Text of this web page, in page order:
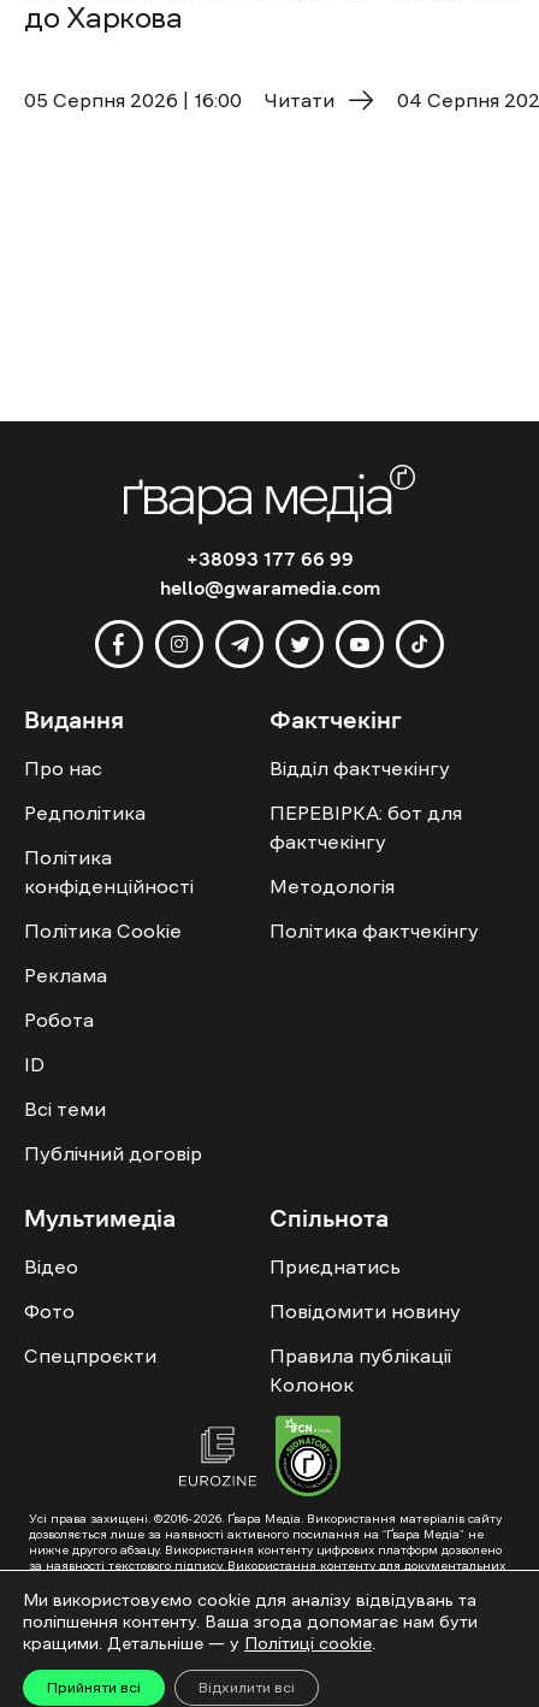
до Харкова
05 Cерпня 2026 | 16:00 Читати 04 Cерпня
+38093 177 66 99
hello@gwaramedia.com
Видання
Про нас
Редполітика
Політика
конфіденційності
Політика Cookie
Реклама
Робота
ID
Всі теми
Публічний договір
Фактчекінг
Відділ фактчекінгу
ПЕРЕВІРКА: бот для
фактчекінгу
Методологія
Політика фактчекінгу
Мультимедіа
Відео
Фото
Спецпроєкти
Спільнота
Приєднатись
Повідомити новину
Правила публікації
Колонок
Усі права захищені. ©2016-2026. Ґвара Медіа. Використання матеріалів сайту
дозволяється лише за наявності активного посилання на “Ґвара Медіа” не
нижче другого абзацу. Використання контенту цифрових платформ дозволено
за наявності текстового підпису. Використання контенту для документальних
схвалення від редакції.
Суб’єкт у сфері онлайн-медіа; ідентифікатор медіа – R40-01353. Поштова
адреса: ГО «Ґвара Медіа», 61057, Харків, вул. Гоголя, 14, абонентська скринька
№7400
Підкинь нам тему на пошту – hello@gwaramedia.com
Ми використовуємо cookie для аналізу відвідувань та
поліпшення контенту. Ваша згода допомагає нам бути
кращими. Детальніше — у Політиці cookie
Прийняти всі Відхилити всі